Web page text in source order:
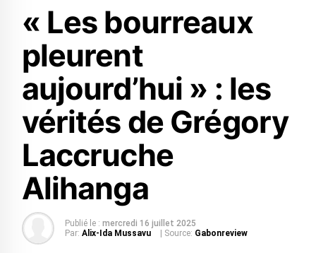
« Les bourreaux
pleurent
aujourd’hui » : les
vérités de Grégory
Laccruche
Alihanga
Publié le : mercredi 16 juillet 2025
Par: Alix-Ida Mussavu | Source: Gabonreview